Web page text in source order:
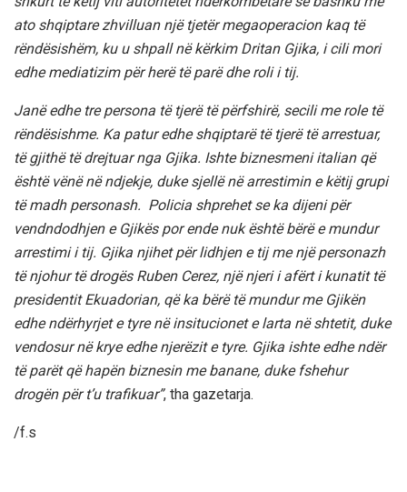
ato shqiptare zhvilluan një tjetër megaoperacion kaq të
rëndësishëm, ku u shpall në kërkim Dritan Gjika, i cili mori
edhe mediatizim për herë të parë dhe roli i tij.
Janë edhe tre persona të tjerë të përfshirë, secili me role të
rëndësishme. Ka patur edhe shqiptarë të tjerë të arrestuar,
të gjithë të drejtuar nga Gjika. Ishte biznesmeni italian që
është vënë në ndjekje, duke sjellë në arrestimin e këtij grupi
të madh personash. Policia shprehet se ka dijeni për
vendndodhjen e Gjikës por ende nuk është bërë e mundur
arrestimi i tij. Gjika njihet për lidhjen e tij me një personazh
të njohur të drogës Ruben Cerez, një njeri i afërt i kunatit të
presidentit Ekuadorian, që ka bërë të mundur me Gjikën
edhe ndërhyrjet e tyre në insitucionet e larta në shtetit, duke
vendosur në krye edhe njerëzit e tyre. Gjika ishte edhe ndër
të parët që hapën biznesin me banane, duke fshehur
drogën për t’u trafikuar”, tha gazetarja.
/f.s